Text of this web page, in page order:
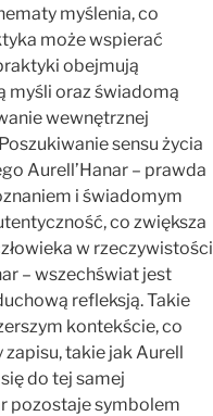
myślenia, co
może wspierać
obejmują
myśli oraz świadomą
wewnętrznej
sensu życia
Aurell’Hanar – prawda
i świadomym
co zwiększa
w rzeczywistości
– wszechświat jest
refleksją. Takie
kontekście, co
takie jak Aurell
do tej samej
pozostaje symbolem